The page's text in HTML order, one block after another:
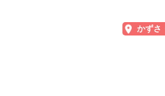
かずさ